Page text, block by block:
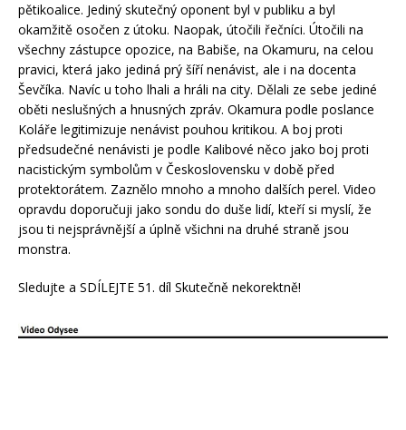
pětikoalice. Jediný skutečný oponent byl v publiku a byl
okamžitě osočen z útoku. Naopak, útočili řečníci. Útočili na
všechny zástupce opozice, na Babiše, na Okamuru, na celou
pravici, která jako jediná prý šíří nenávist, ale i na docenta
Ševčíka. Navíc u toho lhali a hráli na city. Dělali ze sebe jediné
oběti neslušných a hnusných zpráv. Okamura podle poslance
Koláře legitimizuje nenávist pouhou kritikou. A boj proti
předsudečné nenávisti je podle Kalibové něco jako boj proti
nacistickým symbolům v Československu v době před
protektorátem. Zaznělo mnoho a mnoho dalších perel. Video
opravdu doporučuji jako sondu do duše lidí, kteří si myslí, že
jsou ti nejsprávnější a úplně všichni na druhé straně jsou
monstra.
Sledujte a SDÍLEJTE 51. díl Skutečně nekorektně!